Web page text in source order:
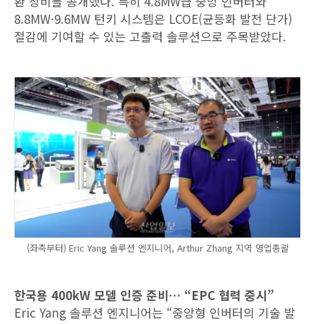
8.8MW·9.6MW 턴키 시스템은 LCOE(균등화 발전 단가)
절감에 기여할 수 있는 고출력 솔루션으로 주목받았다.
(좌측부터) Eric Yang 솔루션 엔지니어, Arthur Zhang 지역 영업총괄
한국용 400kW 모델 인증 준비… “EPC 협력 중시”
Eric Yang 솔루션 엔지니어는 “중앙형 인버터의 기술 발